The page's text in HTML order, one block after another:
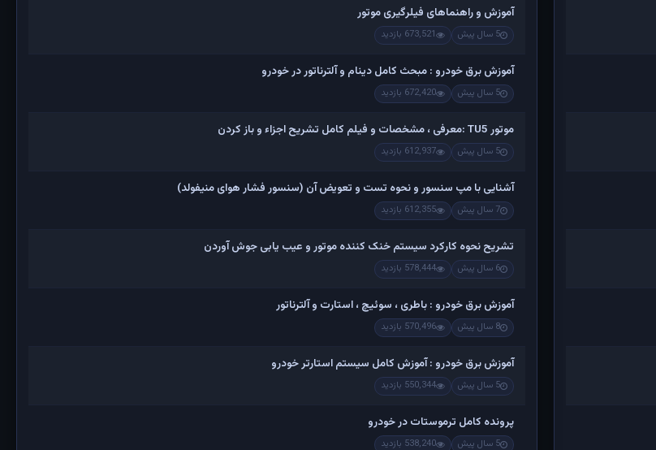
آموزش و راهنماهای فیلرگیری موتور
5 سال پیش 673,521 بازدید
آموزش برق خودرو : مبحث کامل دینام و آلترناتور در خودرو
5 سال پیش 672,420 بازدید
موتور TU5 :معرفی ، مشخصات و فیلم کامل تشریح اجزاء و باز کردن
5 سال پیش 612,937 بازدید
آشنایی با مپ سنسور و نحوه تست و تعویض آن (سنسور فشار هوای منیفولد)
7 سال پیش 612,355 بازدید
تشریح نحوه کارکرد سیستم خنک کننده موتور و عیب یابی جوش آوردن
6 سال پیش 578,444 بازدید
آموزش برق خودرو : باطری ، سوئیچ ، استارت و آلترناتور
8 سال پیش 570,496 بازدید
آموزش برق خودرو : آموزش کامل سیستم استارتر خودرو
5 سال پیش 550,344 بازدید
پرونده کامل ترموستات در خودرو
5 سال پیش 538,240 بازدید